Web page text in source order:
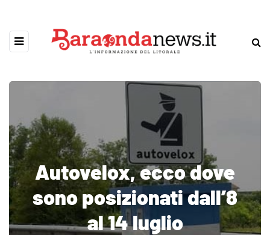
Autovelox, ecco dove
sono posizionati dall’8
al 14 luglio